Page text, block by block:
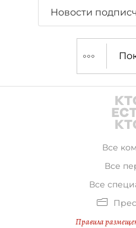
Новости
Все
Все
Все
Правила